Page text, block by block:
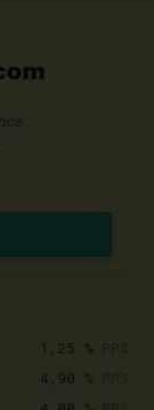
1,25 %
4,90 %